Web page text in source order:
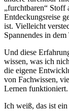
„furchtbaren“ Stoff
Entdeckungsreise
ist. Vielleicht
Spannendes in dem
Und diese
wissen, was ich
die eigene
von Fachwissen,
Lernen funktioniert.
Ich weiß, das ist